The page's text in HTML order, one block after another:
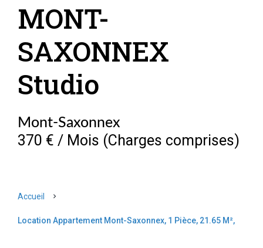
MONT-
SAXONNEX
Studio
Mont-Saxonnex
370 € / Mois (Charges comprises)
Accueil
Location Appartement Mont-Saxonnex, 1 Pièce, 21.65 M²,